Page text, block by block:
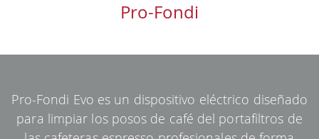
Pro-Fondi
Pro-Fondi Evo es un dispositivo eléctrico diseñado
para limpiar los posos de café del portafiltros de